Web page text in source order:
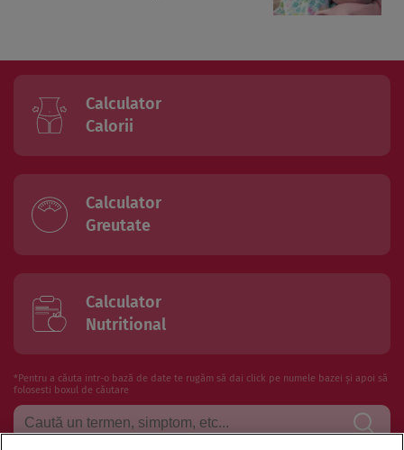
Calculator
Calorii
Calculator
Greutate
Calculator
Nutritional
*Pentru a căuta intr-o bază de date te rugăm să dai click pe numele bazei și apoi să
folosesti boxul de căutare